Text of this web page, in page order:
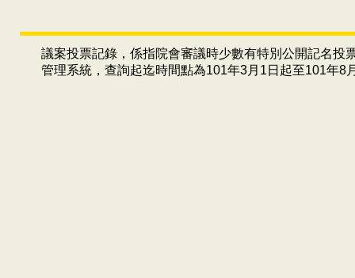
議案投票記錄，係指院會審議時少數有特別公開記名投
管理系統，查詢起迄時間點為101年3月1日起至101年8